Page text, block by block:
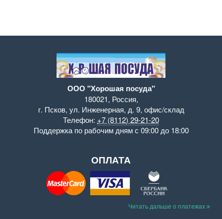
ООО "Хорошая посуда"
180021, Россия,
г. Псков, ул. Инженерная, д. 9, офис/склад
Телефон: +7 (8112) 29-21-20
Поддержка по рабочим дням с 09:00 до 18:00
ОПЛАТА
Читать дальше о платежах